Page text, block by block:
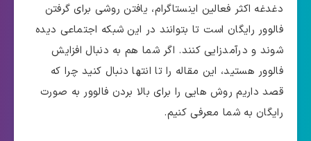
دغدغه اکثر فعالین اینستاگرام، یافتن روشی برای گرفتن
فالوور رایگان است تا بتوانند در این شبکه اجتماعی دیده
شوند و درآمدزایی کنند. اگر شما هم به دنبال افزایش
فالوور هستید، این مقاله را تا انتها دنبال کنید چرا که
قصد داریم روش هایی را برای بالا بردن فالوور به صورت
رایگان به شما معرفی کنیم.